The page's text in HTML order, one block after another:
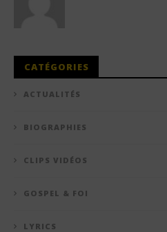
CATÉGORIES
ACTUALITÉS
BIOGRAPHIES
CLIPS VIDÉOS
GOSPEL & FOI
LYRICS